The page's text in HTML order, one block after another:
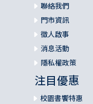
聯絡我們
門市資訊
徵人啟事
消息活動
隱私權政策
注目優惠
校園書饗特惠